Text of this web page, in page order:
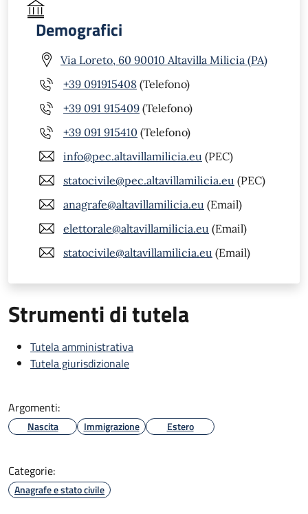
Demografici
Via Loreto, 60 90010 Altavilla Milicia (PA)
+39 091915408 (Telefono)
+39 091 915409 (Telefono)
+39 091 915410 (Telefono)
info@pec.altavillamilicia.eu (PEC)
statocivile@pec.altavillamilicia.eu (PEC)
anagrafe@altavillamilicia.eu (Email)
elettorale@altavillamilicia.eu (Email)
statocivile@altavillamilicia.eu (Email)
Strumenti di tutela
Tutela amministrativa
Tutela giurisdizionale
Argomenti:
Nascita Immigrazione Estero
Categorie:
Anagrafe e stato civile